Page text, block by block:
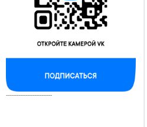
--------------------------